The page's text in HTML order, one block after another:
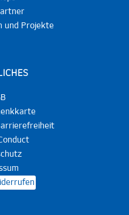
und Projekte